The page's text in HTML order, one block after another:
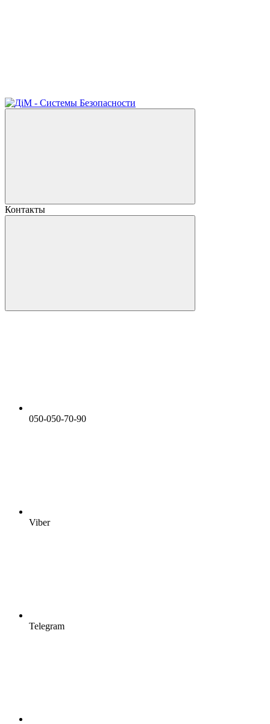
Контакты
050-050-70-90
Viber
Telegram